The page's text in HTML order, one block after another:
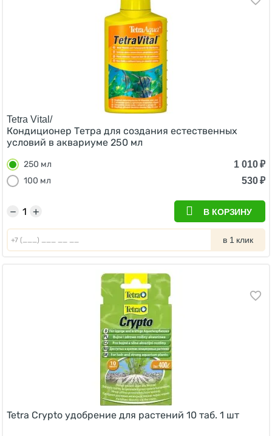
Tetra Vital/
Кондиционер Тетра для создания естественных
условий в аквариуме 250 мл
250 мл 1 010₽
100 мл
530₽
+
− В КОРЗИНУ
в 1 клик
Tetra Crypto удобрение для растений 10 таб. 1 шт